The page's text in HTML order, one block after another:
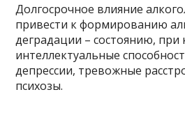
Долгосрочное влияние
привести к формированию
деградации – состоянию,
интеллектуальные
депрессии, тревожные
психозы.